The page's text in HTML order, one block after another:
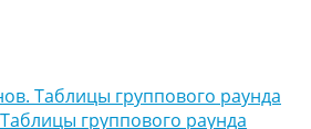
Таблицы группового раунда
группового раунда